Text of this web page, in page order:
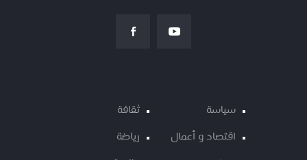
سياسة
اقتصاد و أعمال
ثقافة
رياضة